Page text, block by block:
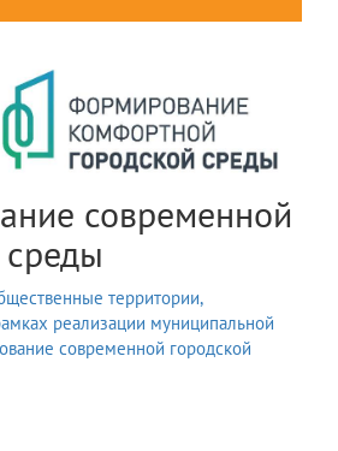
современной
территории,
реализации муниципальной
современной городской